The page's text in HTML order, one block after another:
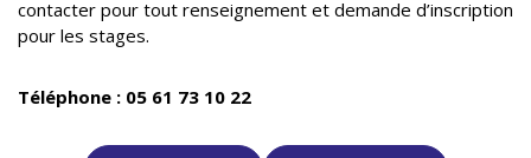
contacter pour tout renseignement et demande d’inscription
pour les stages.
Téléphone : 05 61 73 10 22